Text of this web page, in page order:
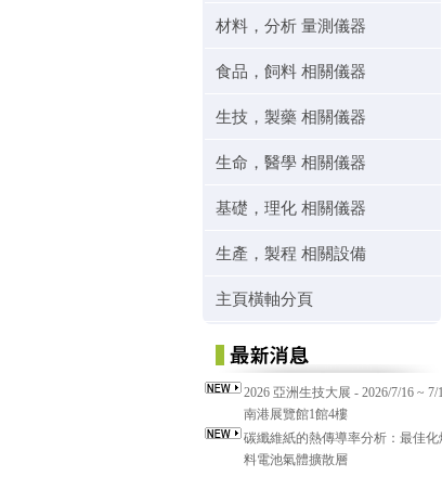
材料，分析 量測儀器
食品，飼料 相關儀器
生技，製藥 相關儀器
生命，醫學 相關儀器
基礎，理化 相關儀器
生產，製程 相關設備
主頁橫軸分頁
南港展覽館1館4樓
碳纖維紙的熱傳導率分析：最佳化
料電池氣體擴散層